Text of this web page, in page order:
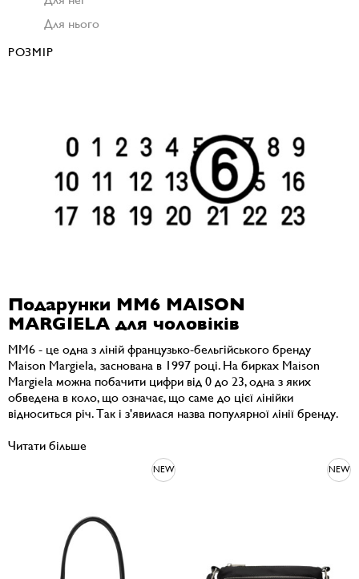
Подарунки MM6 MAISON
MARGIELA для чоловіків
MM6 - це одна з ліній французько-бельгійського бренду
Maison Margiela, заснована в 1997 році. На бирках Maison
Margiela можна побачити цифри від 0 до 23, одна з яких
обведена в коло, що означає, що саме до цієї лінійки
відноситься річ. Так і з'явилася назва популярної лінії бренду.
Читати більше
NEW NEW
Для нього
РОЗМІР